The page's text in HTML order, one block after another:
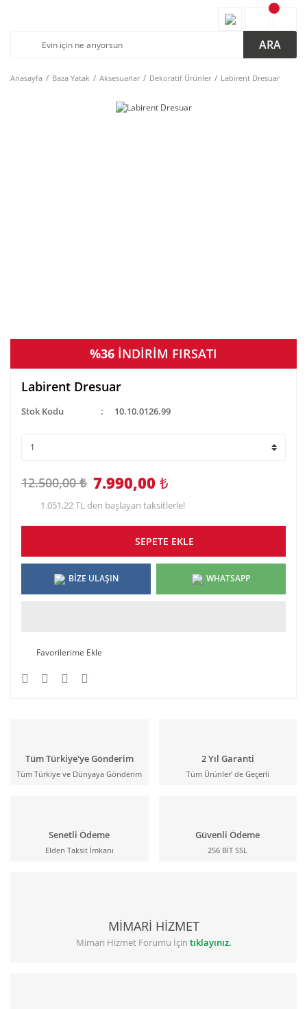
ARA
Anasayfa Baza Yatak Aksesuarlar Dekoratif Ürünler Labirent Dresuar
%36 İNDİRİM FIRSATI
Labirent Dresuar
Stok Kodu 10.10.0126.99
12.500,00 ₺ 7.990,00 ₺
1.051,22 TL den başlayan taksitlerle!
SEPETE EKLE
BİZE ULAŞIN WHATSAPP
Tüm Türkiye'ye Gönderim
Tüm Türkiye ve Dünyaya Gönderim
2 Yıl Garanti
Tüm Ürünler' de Geçerli
Senetli Ödeme
Elden Taksit İmkanı
Güvenli Ödeme
256 BİT SSL
MİMARİ HİZMET
Mimari Hizmet Forumu İçin tıklayınız.